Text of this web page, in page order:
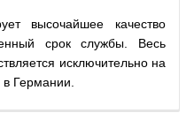
высочайшее качество
срок службы. Весь
исключительно на
Германии.